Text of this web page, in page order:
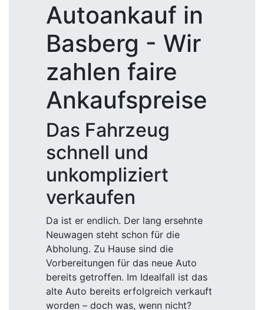
Autoankauf in
Basberg - Wir
zahlen faire
Ankaufspreise
Das Fahrzeug
schnell und
unkompliziert
verkaufen
Da ist er endlich. Der lang ersehnte
Neuwagen steht schon für die
Abholung. Zu Hause sind die
Vorbereitungen für das neue Auto
bereits getroffen. Im Idealfall ist das
alte Auto bereits erfolgreich verkauft
worden – doch was, wenn nicht?